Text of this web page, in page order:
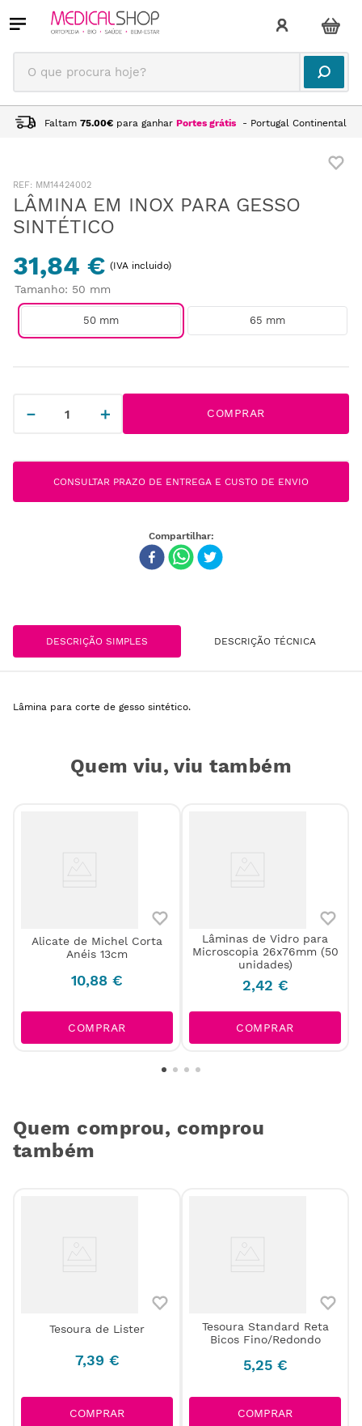
O que procura hoje?
Faltam 75.00€ para ganhar Portes grátis - Portugal Continental
: MM14424002
LÂMINA EM INOX PARA GESSO
SINTÉTICO
31,84 € (IVA incluido)
Tamanho: 50 mm
50 mm 65 mm
＋
－ COMPRAR
CONSULTAR PRAZO DE ENTREGA E CUSTO DE ENVIO
DESCRIÇÃO SIMPLES DESCRIÇÃO TÉCNICA
Lâmina para corte de gesso sintético.
Quem viu, viu também
Alicate de Michel Corta
Anéis 13cm
10,88 €
COMPRAR
Lâminas de Vidro para
Microscopia 26x76mm (50
unidades)
2,42 €
COMPRAR
Quem comprou, comprou
também
Tesoura de Lister
7,39 €
COMPRAR
Tesoura Standard Reta
Bicos Fino/Redondo
5,25 €
COMPRAR